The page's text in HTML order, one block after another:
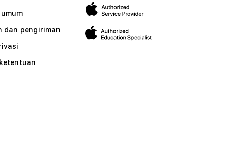
dan pengiriman